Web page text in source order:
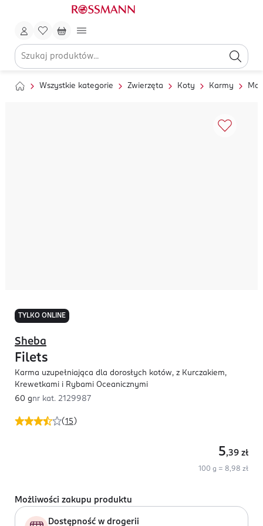
Wszystkie kategorie Zwierzęta Koty Karmy
TYLKO ONLINE
(15 )
Sheba
Filets
Karma uzupełniająca dla dorosłych kotów, z Kurczakiem,
Krewetkami i Rybami Oceanicznymi
60 gnr kat. 2129987
5,39 zł
100 g = 8,98 zł
Możliwości zakupu produktu
Dostępność w drogerii